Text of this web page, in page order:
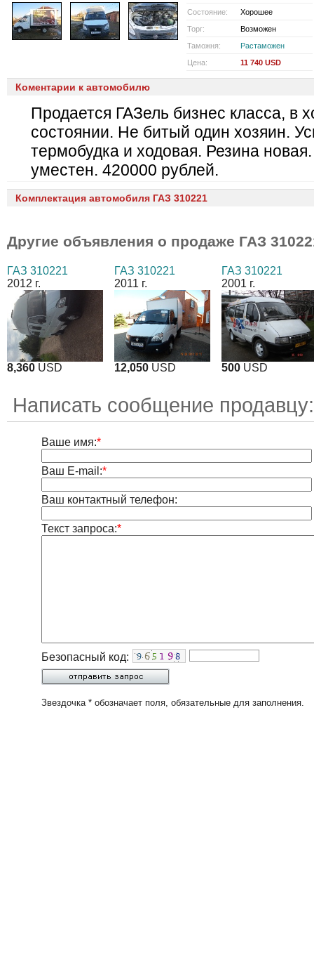
Состояние:
Хорошее
Торг:
Возможен
Таможня:
Растаможен
Цена:
11 740 USD
Коментарии к автомобилю
Продается ГАЗель бизнес класса, в
состоянии. Не битый один хозяин.
термобудка и ходовая. Резина новая.
уместен. 420000 рублей.
Комплектация автомобиля ГАЗ 310221
Другие объявления о продаже ГАЗ
ГАЗ 310221
2012 г.
8,360 USD
ГАЗ 310221
2011 г.
12,050 USD
ГАЗ 310221
2001 г.
500 USD
Написать сообщение
Ваше имя:*
Ваш E-mail:*
Ваш контактный телефон:
Текст запроса:*
Безопасный код:
Звездочка * обозначает поля, обязательные для заполнения.